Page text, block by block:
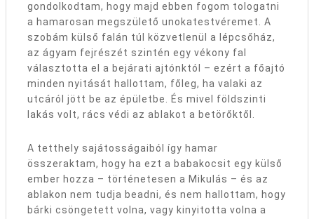
gondolkodtam, hogy majd ebben fogom tologatni
a hamarosan megszülető unokatestvéremet. A
szobám külső falán túl közvetlenül a lépcsőház,
az ágyam fejrészét szintén egy vékony fal
választotta el a bejárati ajtónktól – ezért a főajtó
minden nyitását hallottam, főleg, ha valaki az
utcáról jött be az épületbe. És mivel földszinti
lakás volt, rács védi az ablakot a betörőktől.
A tetthely sajátosságaiból így hamar
összeraktam, hogy ha ezt a babakocsit egy külső
ember hozza – történetesen a Mikulás – és az
ablakon nem tudja beadni, és nem hallottam, hogy
bárki csöngetett volna, vagy kinyitotta volna a